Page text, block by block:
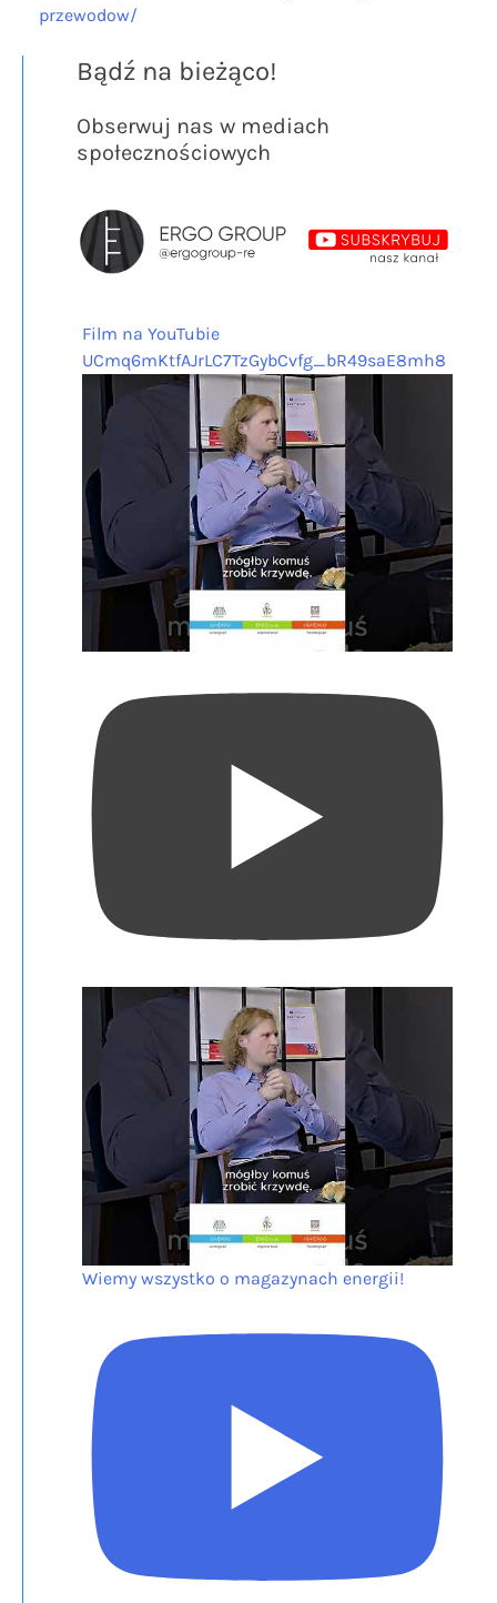
przewodow/
Bądź na bieżąco!
Obserwuj nas w mediach
społecznościowych
Film na YouTubie
UCmq6mKtfAJrLC7TzGybCvfg_bR49saE8mh8
Wiemy wszystko o magazynach energii!